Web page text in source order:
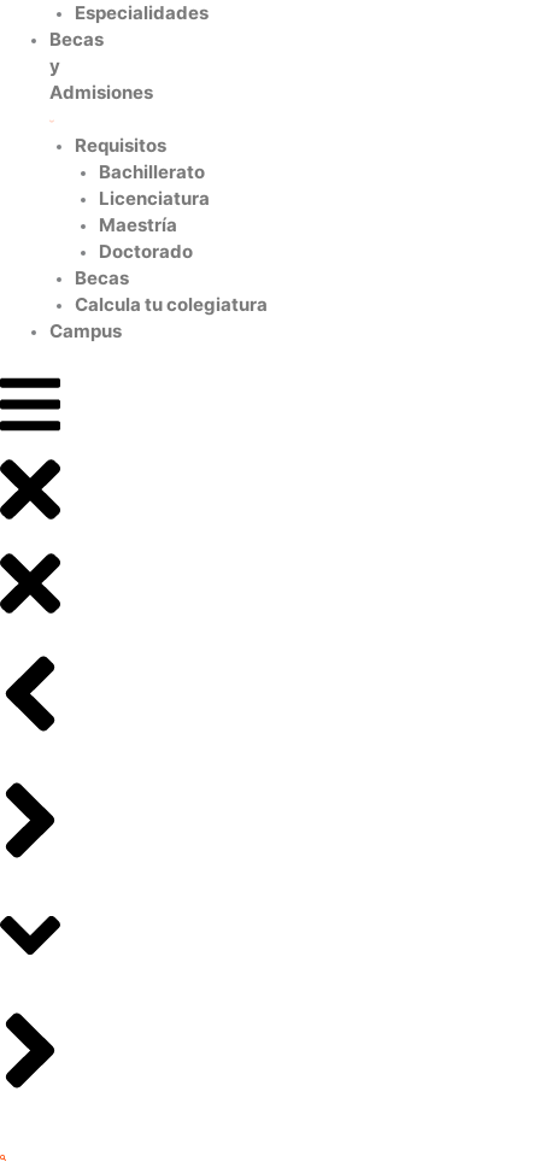
Especialidades
Becas
y
Admisiones
Requisitos
Bachillerato
Licenciatura
Maestría
Doctorado
Becas
Calcula tu colegiatura
Campus